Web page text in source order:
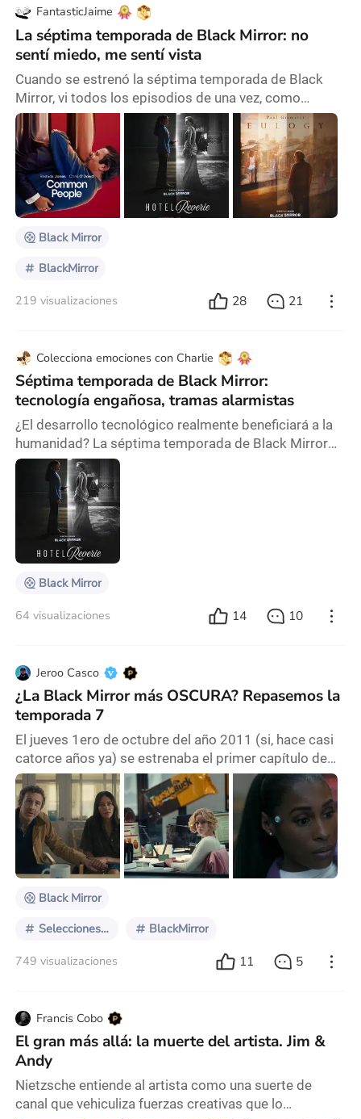
FantasticJaime
La séptima temporada de Black Mirror: no
sentí miedo, me sentí vista
Cuando se estrenó la séptima temporada de Black
Mirror, vi todos los episodios de una vez, como
siempre he hecho con otras series. Pero esta vez
sucedió algo inesperado. La serie no me dejó piel de
gallina ni una angustia existencial. En cambio, sentí
algo extrañamente reconfortante, incluso catártico. Sí,
los seis nuevos episodios siguen arraigados en la
ciencia ficción, transcurren en un futuro
Black Mirror
BlackMirror
219 visualizaciones 28 21
Colecciona emociones con Charlie
Séptima temporada de Black Mirror:
tecnología engañosa, tramas alarmistas
¿El desarrollo tecnológico realmente beneficiará a la
humanidad? La séptima temporada de Black Mirror
continúa explorando el impacto de la tecnología del
futuro en la vida humana. Sin embargo, mientras veía
esta temporada, noté que sus giros argumentales con
frecuencia ponen a prueba la credibilidad. Si bien los
escritores resaltaron efectivamente los peligros de la
tecnología, subestimaron la hab
Black Mirror
64 visualizaciones 14 10
Jeroo Casco
¿La Black Mirror más OSCURA? Repasemos la
temporada 7
El jueves 1ero de octubre del año 2011 (si, hace casi
catorce años ya) se estrenaba el primer capítulo de
una serie que daría pie a decenas de distintas
producciones a inspirarse en ella. O copiarse en tal
caso. Black Mirror es por demasía la producción
audiovisual relacionada con la tecnología más
influyente e importante de los últimos veinte años.
Con sus altos y bajos esta impactante antología
Black Mirror
Selecciones especiales BlackMirror
749 visualizaciones 11 5
Francis Cobo
El gran más allá: la muerte del artista. Jim &
Andy
Nietzsche entiende al artista como una suerte de
canal que vehiculiza fuerzas creativas que lo